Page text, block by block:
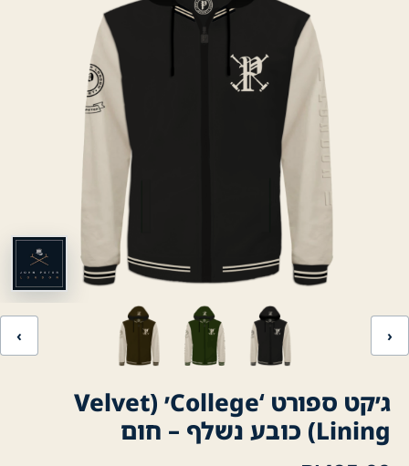
‹ ›
ג׳קט ספורט ‘College׳ (Velvet
Lining) כובע נשלף – חום